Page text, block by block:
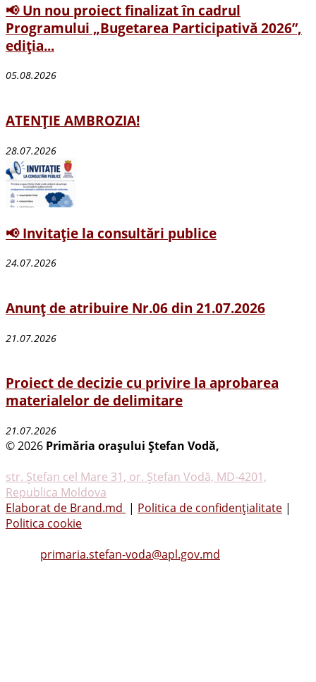
📢 Un nou proiect finalizat în cadrul
Programului „Bugetarea Participativă 2026”,
ediția...
05.08.2026
ATENȚIE AMBROZIA!
28.07.2026
📢 Invitație la consultări publice
24.07.2026
Anunț de atribuire Nr.06 din 21.07.2026
21.07.2026
Proiect de decizie cu privire la aprobarea
materialelor de delimitare
21.07.2026
© 2026 Primăria oraşului Ştefan Vodă,
str. Ştefan cel Mare 31, or. Ştefan Vodă, MD-4201,
Republica Moldova
Elaborat de Brand.md | Politica de confidențialitate |
Politica cookie
primaria.stefan-voda@apl.gov.md